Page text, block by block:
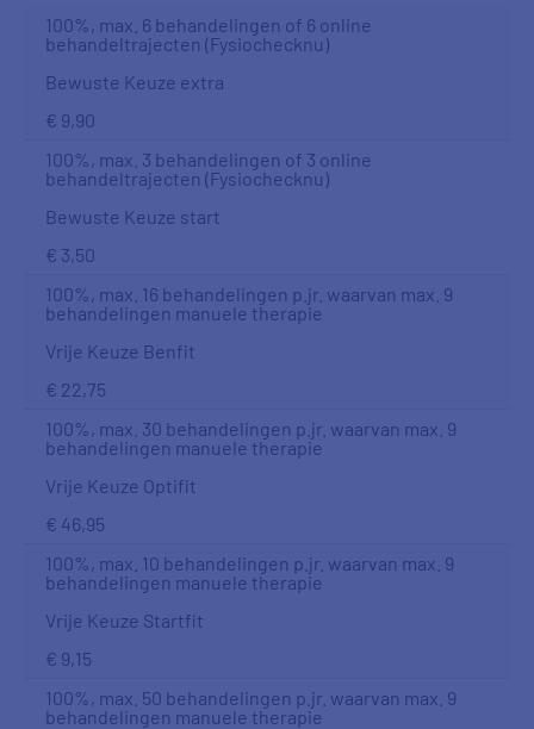
100%, max. 6 behandelingen of 6 online
behandeltrajecten (Fysiochecknu)
Bewuste Keuze extra
€ 9,90
100%, max. 3 behandelingen of 3 online
behandeltrajecten (Fysiochecknu)
Bewuste Keuze start
€ 3,50
100%, max. 16 behandelingen p.jr. waarvan max. 9
behandelingen manuele therapie
Vrije Keuze Benfit
€ 22,75
100%, max. 30 behandelingen p.jr. waarvan max. 9
behandelingen manuele therapie
Vrije Keuze Optifit
€ 46,95
100%, max. 10 behandelingen p.jr. waarvan max. 9
behandelingen manuele therapie
Vrije Keuze Startfit
€ 9,15
100%, max. 50 behandelingen p.jr. waarvan max. 9
behandelingen manuele therapie